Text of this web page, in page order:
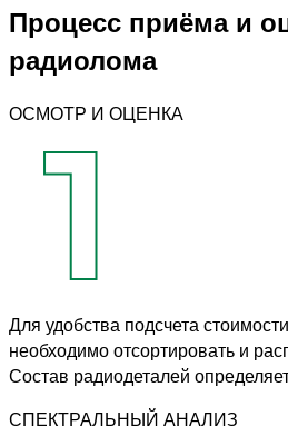
Процесс приёма и
радиолома
ОСМОТР И ОЦЕНКА
Для удобства подсчета
необходимо отсортировать и
Состав радиодеталей
СПЕКТРАЛЬНЫЙ АНАЛИЗ